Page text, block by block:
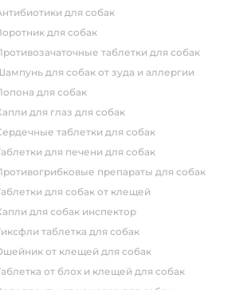
антибиотики для собак
воротник для собак
противозачаточные таблетки для собак
шампунь для собак от зуда и аллергии
попона для собак
капли для глаз для собак
сердечные таблетки для собак
таблетки для печени для собак
противогрибковые препараты для собак
таблетки для собак от клещей
капли для собак инспектор
тиксфли таблетка для собак
ошейник от клещей для собак
таблетка от блох и клещей для собак